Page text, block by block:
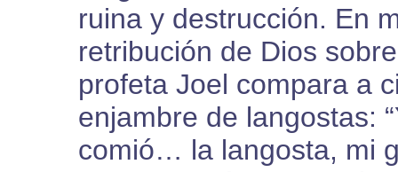
ruina y destrucción. En
retribución de Dios
profeta Joel compara a
enjambre de langostas:
comió… la langosta, mi